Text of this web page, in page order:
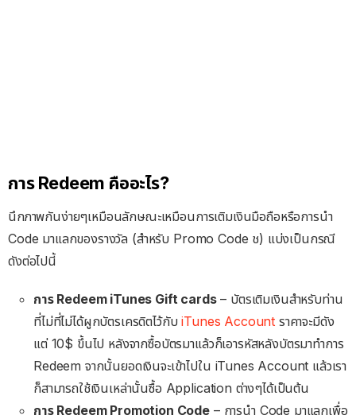
การ Redeem คืออะไร?
นึกภาพกันง่ายๆเหมือนลักษณะเหมือนการเติมเงินมือถือหรือการนำ
Code มาแลกของรางวัล (สำหรับ Promo Code ช) แบ่งเป็นกรณี
ดังต่อไปนี้
การ Redeem iTunes Gift cards– บัตรเติมเงินสำหรับท่าน
ที่ไม่ที่ไม่ได้ผูกบัตรเครดิตไว้กับiTunes Account ราคาจะมีดัง
แต่ 10$ ขึ้นไป หลังจากซื้อบัตรมาแล้วก็เอารหัสหลังบัตรมาทำการ
Redeem จากนั้นยอดเงินจะเข้าไปใน iTunes Account แล้วเรา
ก็สามารถใช้เงินเหล่านั้นซื้อ Application ต่างๆได้เป็นต้น
การ Redeem Promotion Code – การนำ Code มาแลกเพื่อ